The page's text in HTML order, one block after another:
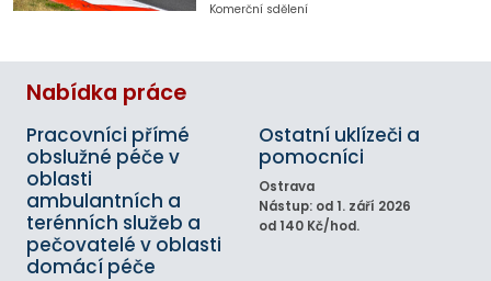
Komerční sdělení
Nabídka práce
Pracovníci přímé
obslužné péče v
oblasti
ambulantních a
terénních služeb a
pečovatelé v oblasti
domácí péče
Ostatní uklízeči a
pomocníci
Ostrava
Nástup: od 1. září 2026
od 140 Kč/hod.